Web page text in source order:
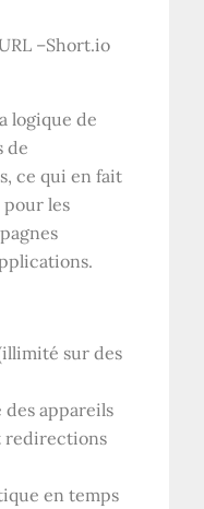
logique de
de
ce qui en fait
les
sur des
appareils
redirections
en temps